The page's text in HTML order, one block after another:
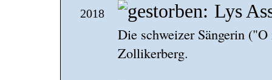
2018 Lys
Die schweizer Sängerin
Zollikerberg.